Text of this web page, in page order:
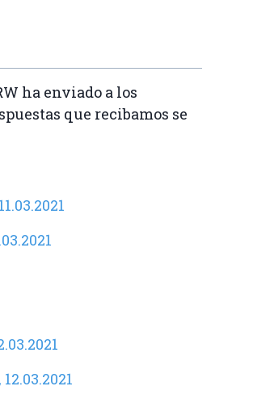
ha enviado a los
que recibamos se